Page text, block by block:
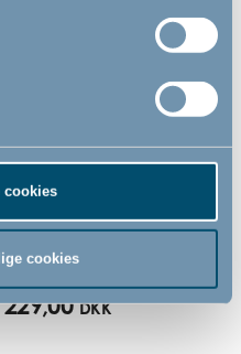
cookies
toiletsæde, Pale Pink
229,00 DKK